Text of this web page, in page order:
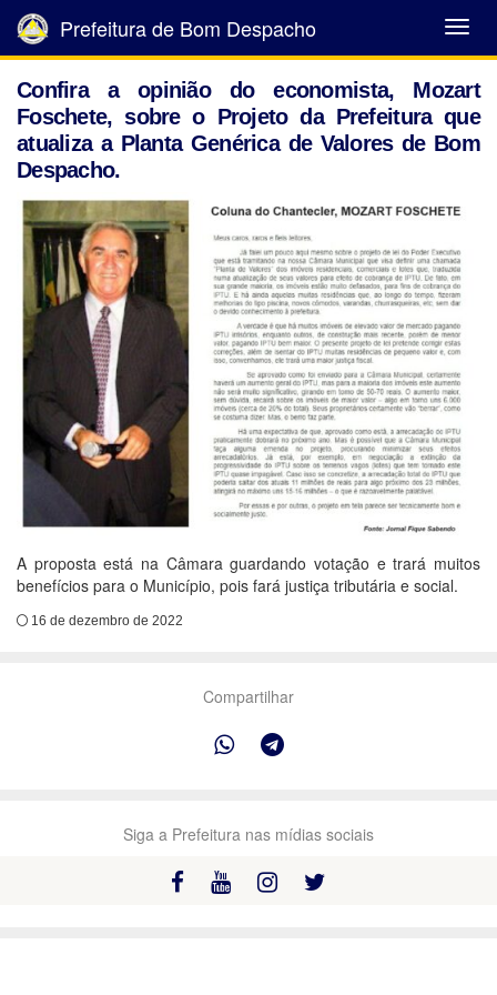
Abrir
Menu
Prefeitura de Bom Despacho
Confira a opinião do economista, Mozart
Foschete, sobre o Projeto da Prefeitura que
atualiza a Planta Genérica de Valores de Bom
Despacho.
A proposta está na Câmara guardando votação e trará muitos
benefícios para o Município, pois fará justiça tributária e social.
16 de dezembro de 2022
Compartilhar
Siga a Prefeitura nas mídias sociais